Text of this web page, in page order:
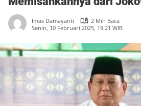
Imas Damayanti
2 Min Baca
Senin, 10 Februari 2025, 19:21 WIB